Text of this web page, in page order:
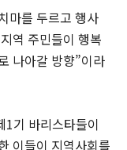
마를 두르고 행사
역 주민들이 행복
나아갈 방향”이라
1기 바리스타들이
이들이 지역사회를